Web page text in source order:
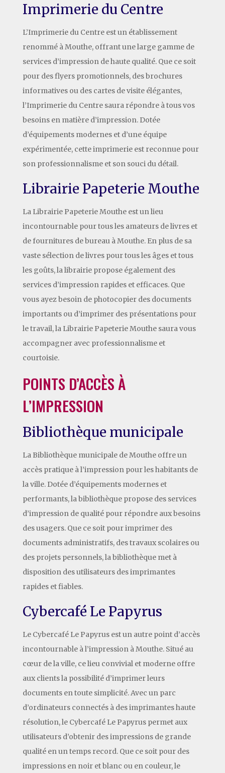
Imprimerie du Centre
L’Imprimerie du Centre est un établissement
renommé à Mouthe, offrant une large gamme de
services d’impression de haute qualité. Que ce soit
pour des flyers promotionnels, des brochures
informatives ou des cartes de visite élégantes,
l’Imprimerie du Centre saura répondre à tous vos
besoins en matière d’impression. Dotée
d’équipements modernes et d’une équipe
expérimentée, cette imprimerie est reconnue pour
son professionnalisme et son souci du détail.
Librairie Papeterie Mouthe
La Librairie Papeterie Mouthe est un lieu
incontournable pour tous les amateurs de livres et
de fournitures de bureau à Mouthe. En plus de sa
vaste sélection de livres pour tous les âges et tous
les goûts, la librairie propose également des
services d’impression rapides et efficaces. Que
vous ayez besoin de photocopier des documents
importants ou d’imprimer des présentations pour
le travail, la Librairie Papeterie Mouthe saura vous
accompagner avec professionnalisme et
courtoisie.
POINTS D’ACCÈS À
L’IMPRESSION
Bibliothèque municipale
La Bibliothèque municipale de Mouthe offre un
accès pratique à l’impression pour les habitants de
la ville. Dotée d’équipements modernes et
performants, la bibliothèque propose des services
d’impression de qualité pour répondre aux besoins
des usagers. Que ce soit pour imprimer des
documents administratifs, des travaux scolaires ou
des projets personnels, la bibliothèque met à
disposition des utilisateurs des imprimantes
rapides et fiables.
Cybercafé Le Papyrus
Le Cybercafé Le Papyrus est un autre point d’accès
incontournable à l’impression à Mouthe. Situé au
cœur de la ville, ce lieu convivial et moderne offre
aux clients la possibilité d’imprimer leurs
documents en toute simplicité. Avec un parc
d’ordinateurs connectés à des imprimantes haute
résolution, le Cybercafé Le Papyrus permet aux
utilisateurs d’obtenir des impressions de grande
qualité en un temps record. Que ce soit pour des
impressions en noir et blanc ou en couleur, le